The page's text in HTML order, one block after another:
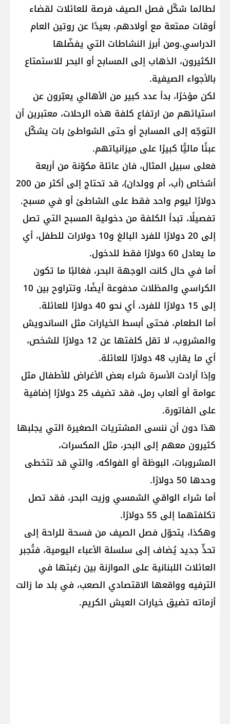
لطالما شكّل فصل الصيف فرصة للعائلات لقضاء
أوقات ممتعة مع أولادهم، بعيدًا عن روتين العام
الدراسي.ومن أبرز النشاطات التي يفضّلها
الكثيرون، الذهاب إلى المسابح أو البحر للاستمتاع
بالأجواء الصيفية.
لكن مؤخرًا، بدأ عدد كبير من الأهالي يعبّرون عن
استيائهم من ارتفاع كلفة هذه الرحلات، معتبرين أن
التوجّه إلى المسابح أو حتى الشواطئ بات يشكّل
عبئًا ماليًّا كبيرًا على ميزانياتهم.
فعلى سبيل المثال، فان عائلة مكوّنة من أربعة
أشخاص (أب، أم وولدان)، قد تحتاج إلى أكثر من 200
دولارًا ليوم واحد فقط على الشاطئ أو في مسبح.
تفصيلًا، تبدأ الكلفة من دخولية المسبح التي تصل
إلى 20 دولارًا للفرد البالغ و10 دولارات للطفل، أي
ما يعادل 60 دولارًا فقط للدخول.
أما في حال كانت الوجهة البحر، فغالبًا ما تكون
الكراسي والمظلات مدفوعة أيضًا، وتتراوح بين 10
إلى 15 دولارًا للفرد، أي نحو 40 دولارًا للعائلة.
أما الطعام، فحتى أبسط الخيارات مثل الساندويش
والمشروب، لا تقل كلفتها عن 12 دولارًا للشخص،
أي ما يقارب 48 دولارًا للعائلة.
وإذا أرادت الأسرة شراء بعض الأغراض للأطفال مثل
عوامة أو ألعاب رمل، فقد تضيف 25 دولارًا إضافية
على الفاتورة.
هذا دون أن ننسى المشتريات الصغيرة التي يجلبها
كثيرون معهم إلى البحر، مثل المكسرات،
المشروبات، البوظة أو الفواكه، والتي قد تتخطى
وحدها 50 دولارًا.
أما شراء الواقي الشمسي وزيت البحر، فقد تصل
تكلفتهما إلى 55 دولارًا.
وهكذا، يتحوّل فصل الصيف من فسحة للراحة إلى
تحدٍّ جديد يُضاف إلى سلسلة الأعباء اليومية، فتُجبر
العائلات اللبنانية على الموازنة بين رغبتها في
الترفيه وواقعها الاقتصادي الصعب، في بلد ما زالت
أزماته تضيق خيارات العيش الكريم.